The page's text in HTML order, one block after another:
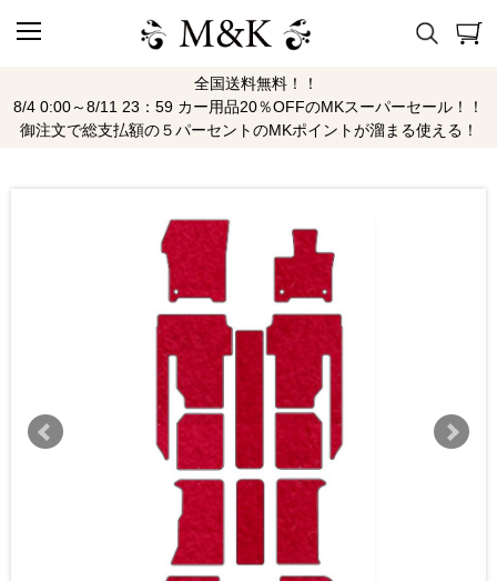
全国送料無料！！
8/4 0:00～8/11 23：59 カー用品20％OFFのMKスーパーセール！！
御注文で総支払額の５パーセントのMKポイントが溜まる使える！